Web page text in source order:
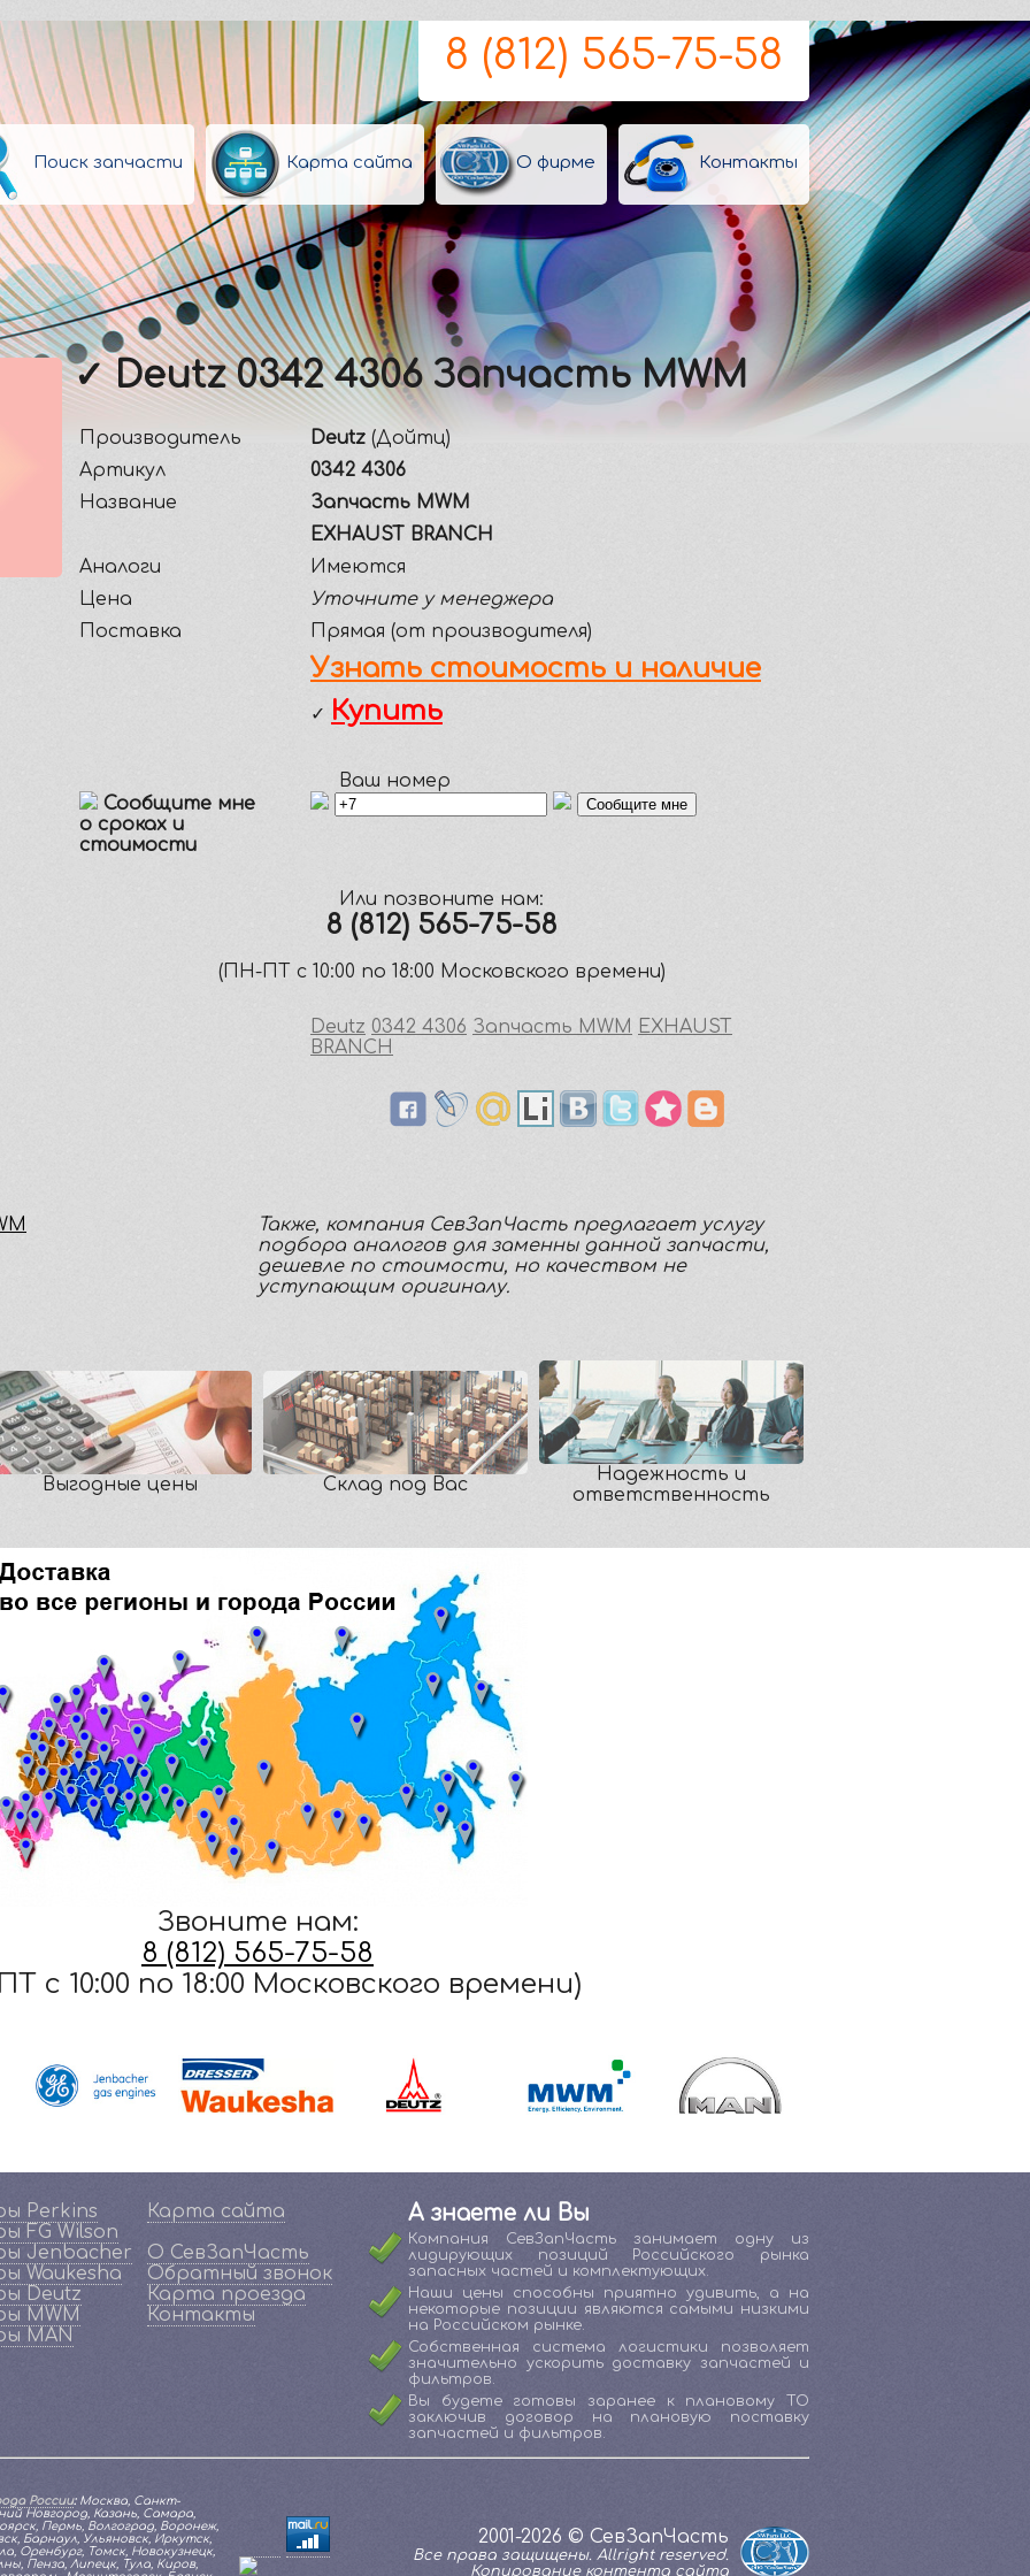
8 (812) 565-75-58
Поиск запчасти Карта сайта О фирме Контакты
✓ Deutz 0342 4306 Запчасть MWM
Производитель Deutz (Дойтц)
Артикул
0342 4306
Название
Запчасть MWM
EXHAUST BRANCH
Аналоги
Имеются
Цена
Уточните у менеджера
Поставка
Прямая (от производителя)
Узнать стоимость и наличие
✓ Купить
Сообщите мне
о сроках и
стоимости
Ваш номер
Или позвоните нам:
8 (812) 565-75-58
(ПН-ПТ c 10:00 по 18:00 Московского времени)
Deutz 0342 4306 Запчасть MWM
EXHAUST
BRANCH
Также, компания СевЗапЧасть предлагает услугу
подбора аналогов для заменны данной запчасти,
дешевле по стоимости, но качеством не
уступающим оригиналу.
Выгодные цены Склад под Вас
Надежность и
ответственность
Звоните нам:
8 (812) 565-75-58
c 10:00 по 18:00 Московского времени)
Perkins
FG Wilson
Jenbacher
Waukesha
Deutz
MWM
MAN
Карта сайта
О СевЗапЧасть
Обратный звонок
Карта проезда
Контакты
А знаете ли Вы
Компания СевЗапЧасть занимает одну из
лидирующих позиций Российского рынка
запасных частей и комплектующих.
Наши цены способны приятно удивить, а на
некоторые позиции являются самыми низкими
на Российском рынке.
Собственная система логистики позволяет
значительно ускорить доставку запчастей и
фильтров.
Вы будете готовы заранее к плановому ТО
заключив договор на плановую поставку
запчастей и фильтров.
России: Москва, Санкт-
Новгород, Казань, Самара,
Пермь, Волгоград, Воронеж,
Барнаул, Ульяновск, Иркутск,
Оренбург, Томск, Новокузнецк,
Пенза, Липецк, Тула, Киров,
2001-2026 © СевЗапЧасть
Все права защищены. Allright reserved.
Копирование контента сайта